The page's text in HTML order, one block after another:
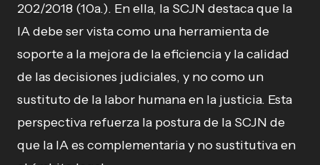
202/2018 (10a.). En ella, la SCJN destaca que la
IA debe ser vista como una herramienta de
soporte a la mejora de la eficiencia y la calidad
de las decisiones judiciales, y no como un
sustituto de la labor humana en la justicia. Esta
perspectiva refuerza la postura de la SCJN de
que la IA es complementaria y no sustitutiva en